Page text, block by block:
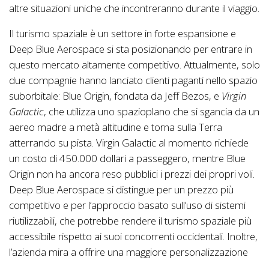
altre situazioni uniche che incontreranno durante il viaggio.
Il turismo spaziale è un settore in forte espansione e
Deep Blue Aerospace si sta posizionando per entrare in
questo mercato altamente competitivo. Attualmente, solo
due compagnie hanno lanciato clienti paganti nello spazio
suborbitale: Blue Origin, fondata da Jeff Bezos, e Virgin
Galactic, che utilizza uno spazioplano che si sgancia da un
aereo madre a metà altitudine e torna sulla Terra
atterrando su pista. Virgin Galactic al momento richiede
un costo di 450.000 dollari a passeggero, mentre Blue
Origin non ha ancora reso pubblici i prezzi dei propri voli.
Deep Blue Aerospace si distingue per un prezzo più
competitivo e per l’approccio basato sull’uso di sistemi
riutilizzabili, che potrebbe rendere il turismo spaziale più
accessibile rispetto ai suoi concorrenti occidentali. Inoltre,
l’azienda mira a offrire una maggiore personalizzazione